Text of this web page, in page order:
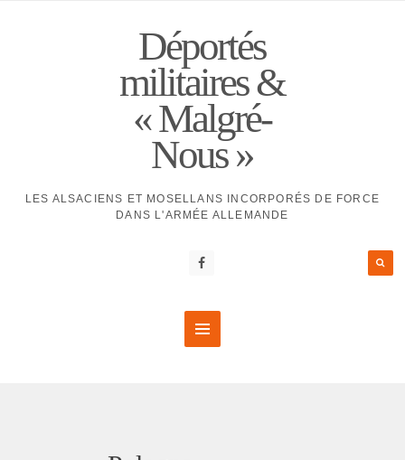
Déportés
militaires &
« Malgré-
Nous »
LES ALSACIENS ET MOSELLANS INCORPORÉS DE FORCE
DANS L'ARMÉE ALLEMANDE